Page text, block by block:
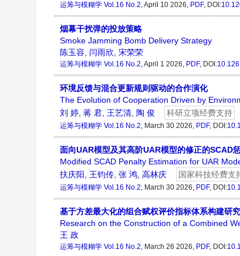
运筹与模糊学 Vol.16 No.2, April 10 2026, PDF, DOI:
烟幕干扰弹的投放策略
Smoke Jamming Bomb Delivery Strategy
陈玉容
闫雨欣 宋荣荣
运筹与模糊学 Vol.16 No.2, April 1 2026, PDF, DOI:
环境反馈与混合更新规则驱动的合作演化
The Evolution of Cooperation Driven by
刘 婷 蒋 君 王艺清 陶 俊 科研立项经费支持
运筹与模糊学 Vol.16 No.2, March 30 2026, PDF, DOI:
面向UAR模型及其高阶UAR模型的修正的SCAD
Modified SCAD Penalty Estimation for UAR
扶庆阳
王钧传 张 鸿 高林庆 国家科技经费支
运筹与模糊学 Vol.16 No.2, March 30 2026, PDF, DOI:
基于方差最大化的组合赋权评价指标体系构建研究
Research on the Construction of a Combined
王 政
运筹与模糊学 Vol.16 No.2, March 26 2026, PDF, DOI: